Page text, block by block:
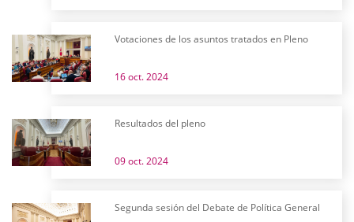
Votaciones de los asuntos tratados en Pleno
16 oct. 2024
Resultados del pleno
09 oct. 2024
Segunda sesión del Debate de Política General